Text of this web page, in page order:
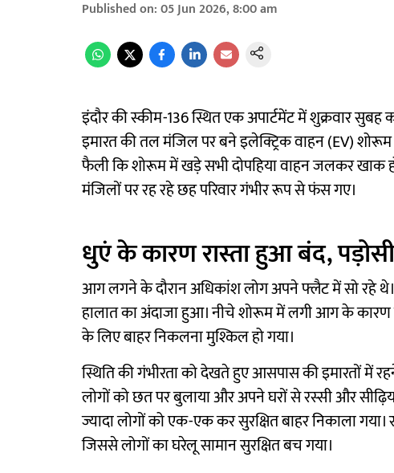
Published on:05 Jun 2026, 8:00 am
इंदौर की स्कीम-136 स्थित एक अपार्टमेंट में शुक्रवार
इमारत की तल मंजिल पर बने इलेक्ट्रिक वाहन (EV)
फैली कि शोरूम में खड़े सभी दोपहिया वाहन जलकर खाक
मंजिलों पर रह रहे छह परिवार गंभीर रूप से फंस गए।
धुएं के कारण रास्ता हुआ बंद,
आग लगने के दौरान अधिकांश लोग अपने फ्लैट में सो रहे
हालात का अंदाजा हुआ। नीचे शोरूम में लगी आग के कारण
के लिए बाहर निकलना मुश्किल हो गया।
स्थिति की गंभीरता को देखते हुए आसपास की इमारतों
लोगों को छत पर बुलाया और अपने घरों से रस्सी और
ज्यादा लोगों को एक-एक कर सुरक्षित बाहर निकाला
जिससे लोगों का घरेलू सामान सुरक्षित बच गया।